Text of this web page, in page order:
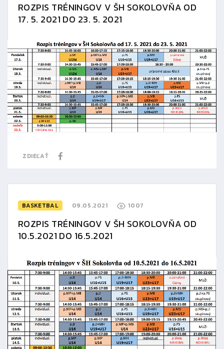
ROZPIS TRÉNINGOV V ŠH SOKOLOVŇA OD
17. 5. 2021 DO 23. 5. 2021
ZDIEĽAŤ
BASKETBAL 09.05.2021 1007
ROZPIS TRÉNINGOV V ŠH SOKOLOVŇA OD
10.5.2021 DO 16.5.2021